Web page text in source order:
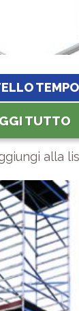
TUTTO
alla